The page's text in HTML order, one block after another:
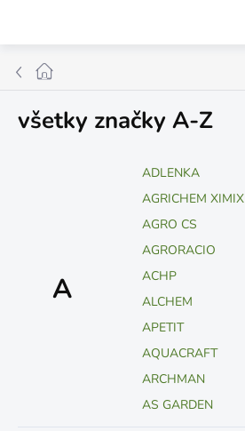
obsah
Domov
všetky značky A-Z
A
ADLENKA
AGRICHEM XIMIX
AGRO CS
AGRORACIO
ACHP
ALCHEM
APETIT
AQUACRAFT
ARCHMAN
AS GARDEN